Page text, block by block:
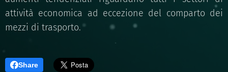
attività economica ad eccezione del comparto dei
mezzi di trasporto.
Share